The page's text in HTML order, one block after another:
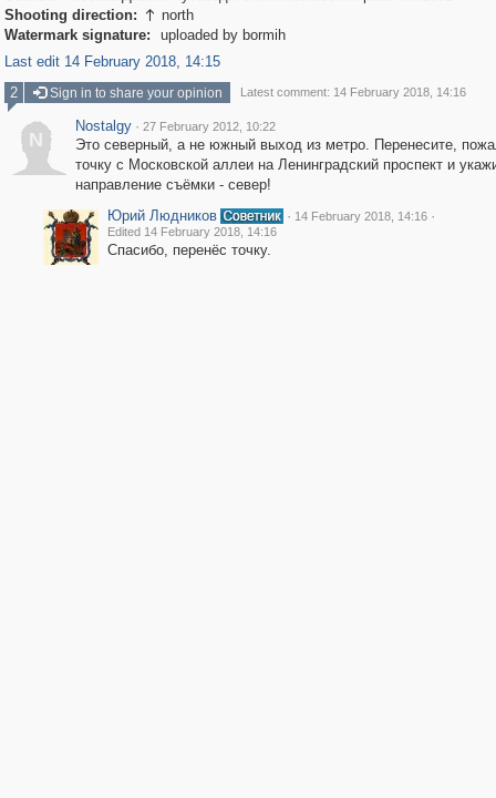
Shooting direction:  north
Watermark signature:
uploaded by bormih
Last edit 14 February 2018, 14:15
2
Sign in to share your opinion Latest comment: 14 February 2018, 14:16
N
Nostalgy · 27 February 2012, 10:22
Это северный, а не южный выход из метро. Перенесите,
точку с Московской аллеи на Ленинградский проспект и
направление съёмки - север!
Юрий Людников
· 14 February 2018, 14:16 ·
Edited 14 February 2018, 14:16
Спасибо, перенёс точку.